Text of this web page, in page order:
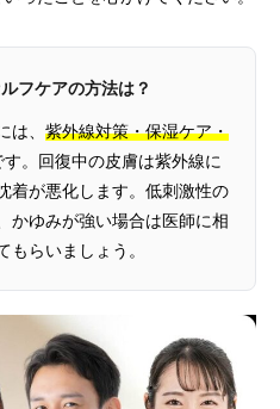
フケアの方法は？
は、 紫外線対策・保湿ケア・
す。回復中の皮膚は紫外線に
着が悪化します。低刺激性の
かゆみが強い場合は医師に相
もらいましょう。